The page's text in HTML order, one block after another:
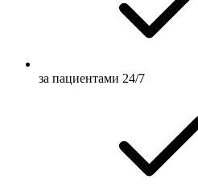
за пациентами 24/7